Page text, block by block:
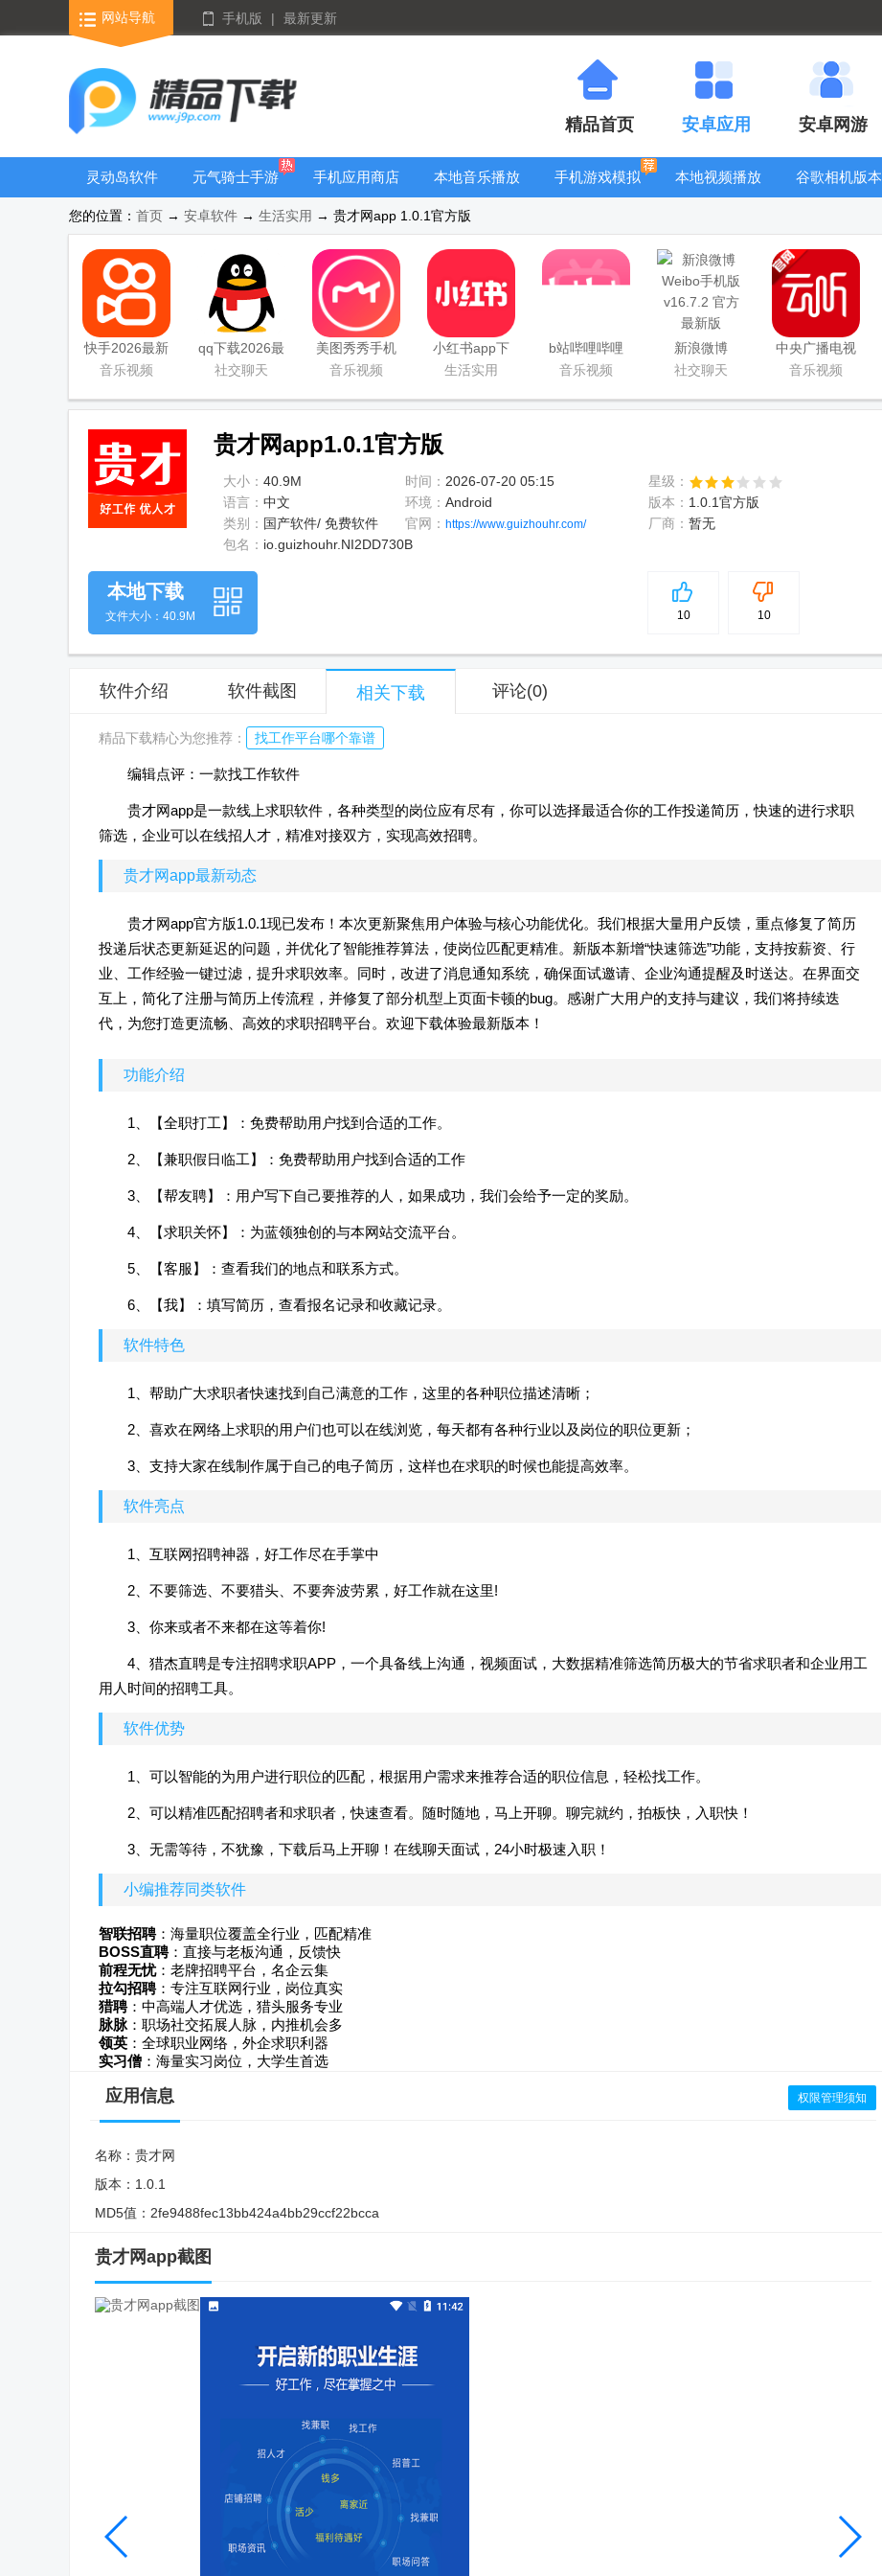
网站导航 手机版 | 最新更新
精品首页 安卓应用 安卓网游
灵动岛软件
元气骑士手游
手机应用商店
本地音乐播放
手机游戏模拟
本地视频播放
谷歌相机版本
您的位置： 首页 → 安卓软件 → 生活实用 → 贵才网app 1.0.1官方版
快手2026最新
版官方正版
音乐视频
qq下载2026最
新版
社交聊天
美图秀秀手机
官方版
音乐视频
小红书app下
载安装
生活实用
b站哔哩哔哩
app手机版
音乐视频
新浪微博
Weibo手机版
社交聊天
中央广播电视
总台云听app
音乐视频
贵才网app1.0.1官方版
大小： 40.9M 时间： 2026-07-20 05:15
星级：
语言： 中文 环境： Android 版本： 1.0.1官方版
类别： 国产软件/ 免费软件 官网： https://www.guizhouhr.com/ 厂商： 暂无
包名： io.guizhouhr.NI2DD730B
5
10 10
本地下载
文件大小：40.9M
软件介绍 软件截图 相关下载 评论(0)
精品下载精心为您推荐： 找工作平台哪个靠谱
编辑点评：一款找工作软件
贵才网app是一款线上求职软件，各种类型的岗位应有尽有，你可以选择最适合你的工作投递简历，快速的进行求职
筛选，企业可以在线招人才，精准对接双方，实现高效招聘。
贵才网app最新动态
贵才网app官方版1.0.1现已发布！本次更新聚焦用户体验与核心功能优化。我们根据大量用户反馈，重点修复了简历
投递后状态更新延迟的问题，并优化了智能推荐算法，使岗位匹配更精准。新版本新增“快速筛选”功能，支持按薪资、行
业、工作经验一键过滤，提升求职效率。同时，改进了消息通知系统，确保面试邀请、企业沟通提醒及时送达。在界面交
互上，简化了注册与简历上传流程，并修复了部分机型上页面卡顿的bug。感谢广大用户的支持与建议，我们将持续迭
代，为您打造更流畅、高效的求职招聘平台。欢迎下载体验最新版本！
功能介绍
1、【全职打工】：免费帮助用户找到合适的工作。
2、【兼职假日临工】：免费帮助用户找到合适的工作
3、【帮友聘】：用户写下自己要推荐的人，如果成功，我们会给予一定的奖励。
4、【求职关怀】：为蓝领独创的与本网站交流平台。
5、【客服】：查看我们的地点和联系方式。
6、【我】：填写简历，查看报名记录和收藏记录。
软件特色
1、帮助广大求职者快速找到自己满意的工作，这里的各种职位描述清晰；
2、喜欢在网络上求职的用户们也可以在线浏览，每天都有各种行业以及岗位的职位更新；
3、支持大家在线制作属于自己的电子简历，这样也在求职的时候也能提高效率。
软件亮点
1、互联网招聘神器，好工作尽在手掌中
2、不要筛选、不要猎头、不要奔波劳累，好工作就在这里!
3、你来或者不来都在这等着你!
4、猎杰直聘是专注招聘求职APP，一个具备线上沟通，视频面试，大数据精准筛选简历极大的节省求职者和企业用工
用人时间的招聘工具。
软件优势
1、可以智能的为用户进行职位的匹配，根据用户需求来推荐合适的职位信息，轻松找工作。
2、可以精准匹配招聘者和求职者，快速查看。随时随地，马上开聊。聊完就约，拍板快，入职快！
3、无需等待，不犹豫，下载后马上开聊！在线聊天面试，24小时极速入职！
小编推荐同类软件
智联招聘：海量职位覆盖全行业，匹配精准
BOSS直聘：直接与老板沟通，反馈快
前程无忧：老牌招聘平台，名企云集
拉勾招聘：专注互联网行业，岗位真实
猎聘：中高端人才优选，猎头服务专业
脉脉 ：职场社交拓展人脉，内推机会多
领英 ：全球职业网络，外企求职利器
实习僧 ：海量实习岗位，大学生首选
应用信息 权限管理须知
名称： 贵才网
版本： 1.0.1
MD5值： 2fe9488fec13bb424a4bb29ccf22bcca
贵才网app截图